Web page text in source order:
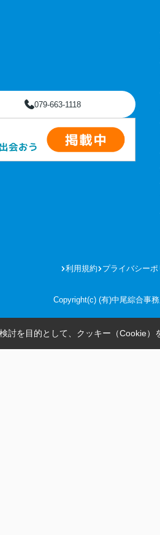
079-663-1118
利用規約 プライバシーポ
Copyright(c) (有)中尾綜合事
討を目的として、クッキー（Cookie）